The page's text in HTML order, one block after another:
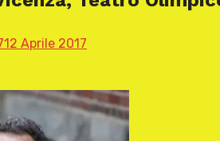
12 Aprile 2017